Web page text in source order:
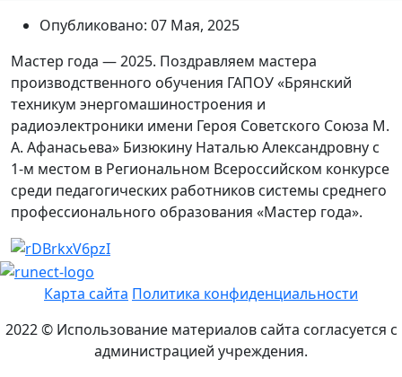
Опубликовано: 07 Мая, 2025
Мастер года — 2025. Поздравляем мастера
производственного обучения ГАПОУ «Брянский
техникум энергомашиностроения и
радиоэлектроники имени Героя Советского Союза М.
А. Афанасьева» Бизюкину Наталью Александровну с
1-м местом в Региональном Всероссийском конкурсе
среди педагогических работников системы среднего
профессионального образования «Мастер года».
Карта сайта Политика конфиденциальности
2022 © Использование материалов сайта согласуется с
администрацией учреждения.